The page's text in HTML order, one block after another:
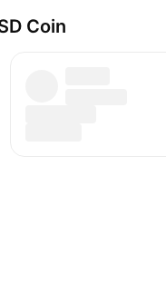
Coin